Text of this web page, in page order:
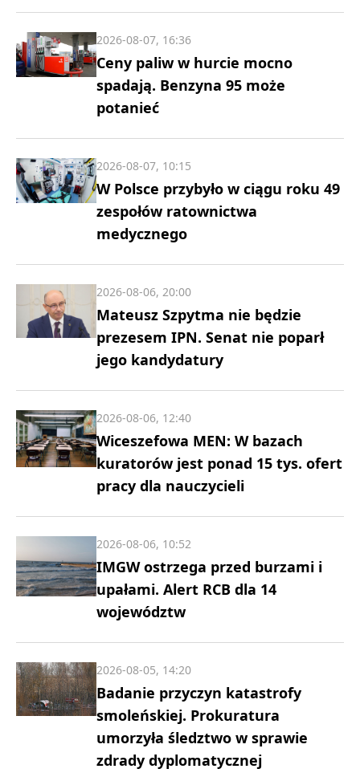
Ceny paliw w hurcie mocno
spadają. Benzyna 95 może
potanieć
2026-08-07, 16:36
W Polsce przybyło w ciągu roku 49
zespołów ratownictwa
medycznego
2026-08-07, 10:15
Mateusz Szpytma nie będzie
prezesem IPN. Senat nie poparł
jego kandydatury
2026-08-06, 20:00
Wiceszefowa MEN: W bazach
kuratorów jest ponad 15 tys. ofert
pracy dla nauczycieli
2026-08-06, 12:40
IMGW ostrzega przed burzami i
upałami. Alert RCB dla 14
województw
2026-08-06, 10:52
Badanie przyczyn katastrofy
smoleńskiej. Prokuratura
umorzyła śledztwo w sprawie
zdrady dyplomatycznej
2026-08-05, 14:20